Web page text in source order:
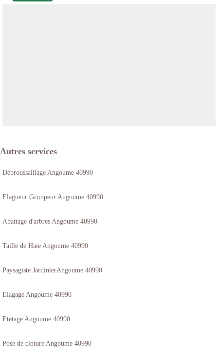
Autres services
Débroussaillage Angoume 40990
Elagueur Grimpeur Angoume 40990
Abattage d'arbres Angoume 40990
Taille de Haie Angoume 40990
Paysagiste JardinierAngoume 40990
Elagage Angoume 40990
Etetage Angoume 40990
Pose de cloture Angoume 40990